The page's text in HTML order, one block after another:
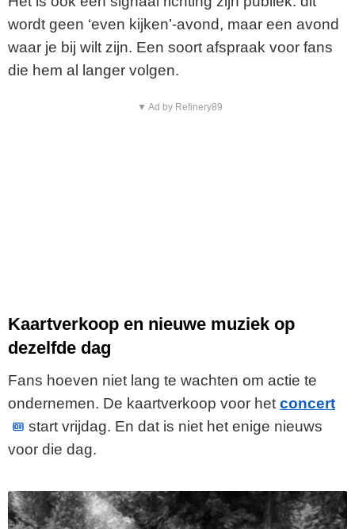
o
wordt geen ‘even kijken’-avond, maar een avond
waar je bij wilt zijn. Een soort afspraak voor fans
die hem al langer volgen.
▼ Ad by Refinery89
Kaartverkoop en nieuwe muziek op
dezelfde dag
Fans hoeven niet lang te wachten om actie te
ondernemen. De kaartverkoop voor het concert
start vrijdag. En dat is niet het enige nieuws
voor die dag.